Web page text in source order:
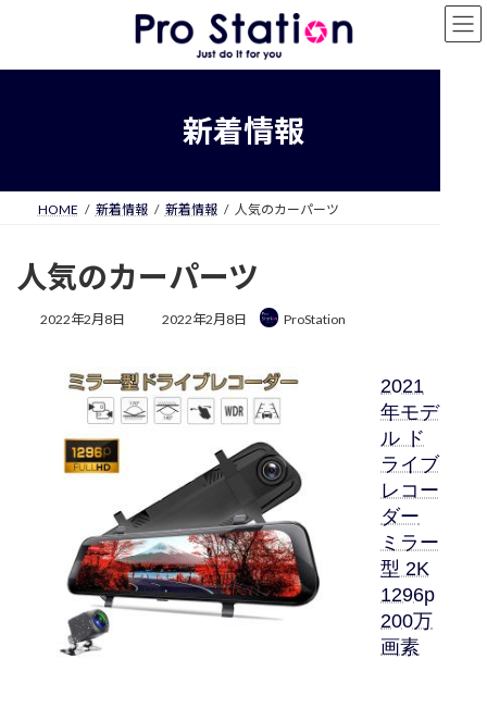
ン
ー
新着情報
HOME 新着情報 新着情報 人気のカーパーツ
人気のカーパーツ
2022年2月8日
最
新
日
時
2022年2月8日 ProStation
2021
年モデ
ル ド
ライブ
レコー
ダー
ミラー
型 2K
1296p
200万
画素